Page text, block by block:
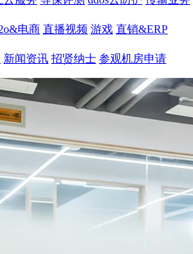
电商 直播视频 游戏 直销&ERP
新闻资讯 招贤纳士 参观机房申请